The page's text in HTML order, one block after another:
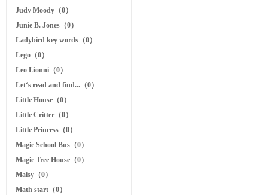
Judy Moody（0）
Junie B. Jones（0）
Ladybird key words（0）
Lego（0）
Leo Lionni（0）
Let‘s read and find...（0）
Little House（0）
Little Critter（0）
Little Princess（0）
Magic School Bus（0）
Magic Tree House（0）
Maisy（0）
Math start（0）